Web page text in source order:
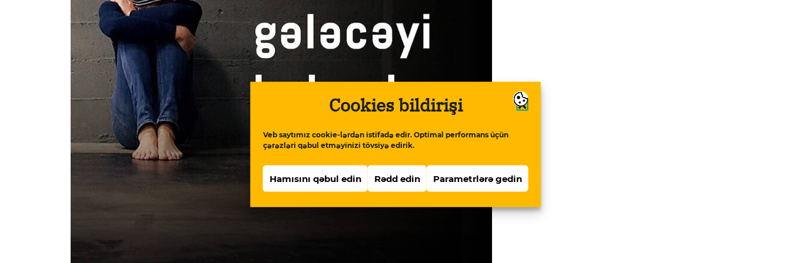
Cookies bildirişi
Veb saytımız cookie-lərdən istifadə edir. Optimal performans üçün
çərəzləri qəbul etməyinizi tövsiyə edirik.
Hamısını qəbul edin Rədd edin Parametrlərə gedin